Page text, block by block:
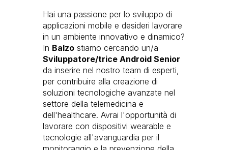
Hai una passione per lo sviluppo di
applicazioni mobile e desideri lavorare
in un ambiente innovativo e dinamico?
In Balzo stiamo cercando un/a
Sviluppatore/trice Android Senior
da inserire nel nostro team di esperti,
per contribuire alla creazione di
soluzioni tecnologiche avanzate nel
settore della telemedicina e
dell'healthcare. Avrai l'opportunità di
lavorare con dispositivi wearable e
tecnologie all'avanguardia per il